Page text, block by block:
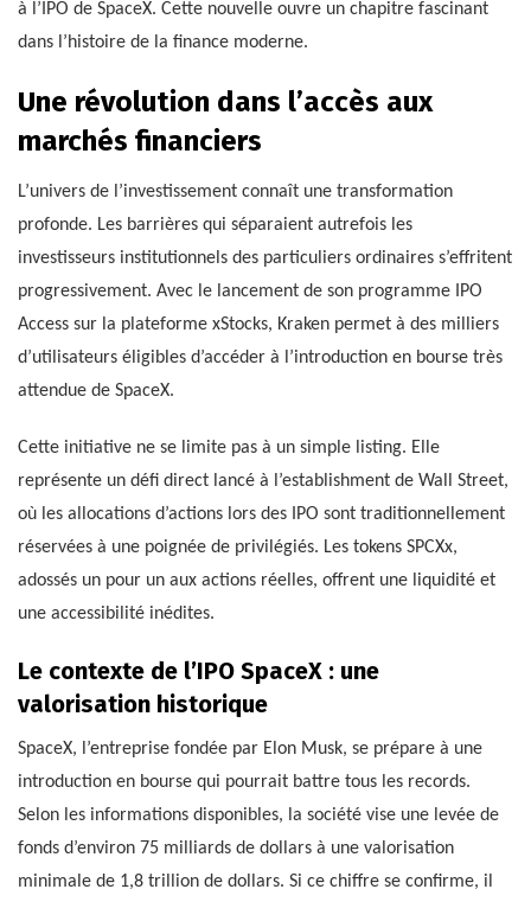
à l’IPO de SpaceX. Cette nouvelle ouvre un chapitre fascinant
dans l’histoire de la finance moderne.
Une révolution dans l’accès aux
marchés financiers
L’univers de l’investissement connaît une transformation
profonde. Les barrières qui séparaient autrefois les
investisseurs institutionnels des particuliers ordinaires s’effritent
progressivement. Avec le lancement de son programme IPO
Access sur la plateforme xStocks, Kraken permet à des milliers
d’utilisateurs éligibles d’accéder à l’introduction en bourse très
attendue de SpaceX.
Cette initiative ne se limite pas à un simple listing. Elle
représente un défi direct lancé à l’establishment de Wall Street,
où les allocations d’actions lors des IPO sont traditionnellement
réservées à une poignée de privilégiés. Les tokens SPCXx,
adossés un pour un aux actions réelles, offrent une liquidité et
une accessibilité inédites.
Le contexte de l’IPO SpaceX : une
valorisation historique
SpaceX, l’entreprise fondée par Elon Musk, se prépare à une
introduction en bourse qui pourrait battre tous les records.
Selon les informations disponibles, la société vise une levée de
fonds d’environ 75 milliards de dollars à une valorisation
minimale de 1,8 trillion de dollars. Si ce chiffre se confirme, il